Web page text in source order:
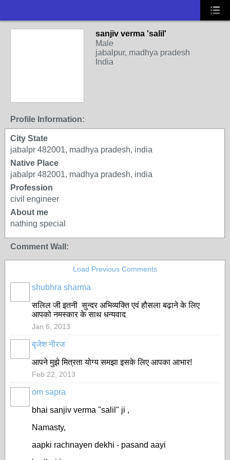
sanjiv verma 'salil'
Male
jabalpur, madhya pradesh
India
Profile Information:
City State
jabalpr 482001, madhya pradesh, india
Native Place
jabalpr 482001, madhya pradesh, india
Profession
civil engineer
About me
nathing special
Comment Wall:
Load Previous Comments
shubhra sharma
सलिल जी इतनी सुन्दर अभिव्यक्ति एवं हौसला बढ़ाने के लिए
आपको नमस्कार के साथ धन्यवाद
Jan 6, 2013
बृजेश नीरज
आपने मुझे मित्रता योग्य समझा इसके लिए आपका आभार!
Feb 22, 2013
om sapra
bhai sanjiv verma "salil" ji ,
Namasty,
aapki rachnayen dekhi - pasand aayi